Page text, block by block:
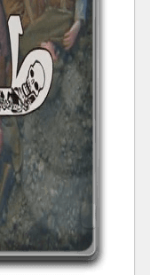
علم و فناوری
فرهنگ / هنر
کیهان / نجوم
گردشگری
ماورایی
مسابقات / ورزشی
مستند های اختصاصی